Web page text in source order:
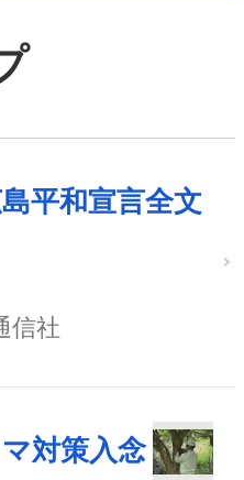
平和宣言全文
信社
対策入念